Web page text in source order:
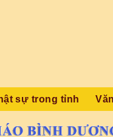
sự trong tỉnh